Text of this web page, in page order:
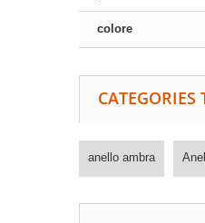
colore
anello ambra